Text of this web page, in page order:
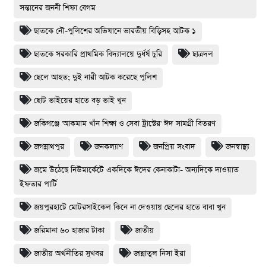
সন্তানের জননী শিফা বেগম
ছাতকে নৌ-পুলিশের অভিযানে ভারতীয় বিড়িসহ আটক ১
ছাতকে সরকারি প্রাথমিক বিদ্যালয়ে দুর্ধর্ষ চুরি ছাত্রদল
ছেলে আহত; দুই নারী আটক করেছে পুলিশ
ছোট ভাইয়ের হাতে বড় ভাই খুন
জকিগঞ্জে 'আকমাম খাঁন শিক্ষা ও সেবা ট্রাস্টের' ঈদ সামগ্রী বিতরণ
জগন্নাথপুর জনকল্যাণ জনপ্রিয় সংবাদ জনস্বাস্থ্য
জমে উঠেছে নিউমার্কেটে একদিকে ঈদের কেনাকাটা- অন্যদিকে দাওয়াত
ইফতার পার্টি
জয়পুরহাটে মোটরসাইকেল কিনে না দেওয়ায় ছেলের হাতে বাবা খুন
জরিমানা ৬০ হাজার টাকা জাতীয়
জাতীয় অর্থনীতির সুখবর জান্নাতুল নিসা ইরা